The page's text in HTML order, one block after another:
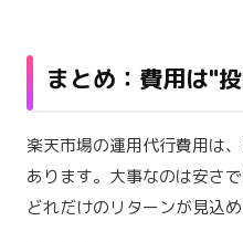
まとめ：費用は"
楽天市場の運用代行費用は
あります。大事なのは安さ
どれだけのリターンが見込